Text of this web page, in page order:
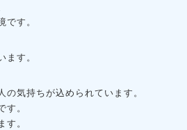
す。
す。
の気持ちが込められています。
。
す。